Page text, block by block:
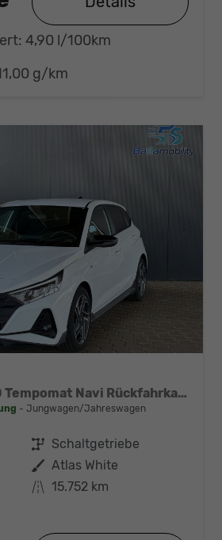
4,90 l/100km
g/km
1.2 MPI N-Line / LED Tempomat Navi Rückfahrkamera Alu 17"
Jungwagen/Jahreswagen
Getriebe Schaltgetriebe
Außenfarbe Atlas White
Kilometerstand 15.752 km